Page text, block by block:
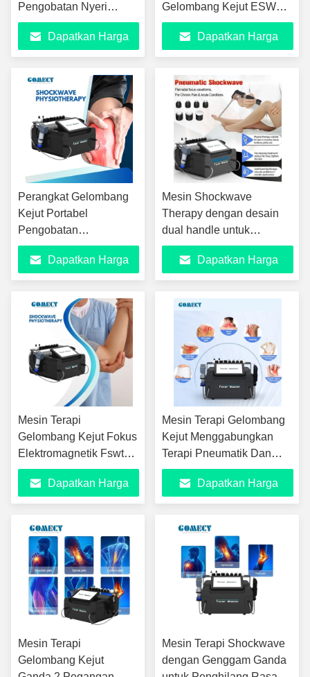
Pengobatan Nyeri
Tubuh Nyeri Otot
Fisiologi FWST
Peralatan Rehabilitasi
Dapatkan Harga
Gelombang Kejut ESWT
Elektromagnetik Mesin
Terapi Fisio Pereda Nyeri
Dapatkan Harga
Perangkat Gelombang
Kejut Portabel
Pengobatan
Osteoporosis Mesin
Terapi Gelombang Kejut
Pneumatik
Dapatkan Harga
Mesin Shockwave
Therapy dengan desain
dual handle untuk
pengobatan yang
ditargetkan dari nyeri lutut
selulit dan cedera jaringan
lunak
Dapatkan Harga
Mesin Terapi
Gelombang Kejut Fokus
Elektromagnetik Fswt
Eswt Gelombang Kejut
ED Peralatan Fisioterapi
untuk Penggunaan
Dapatkan Harga
Mesin Terapi Gelombang
Kejut Menggabungkan
Terapi Pneumatik Dan
Elektromagnetik Untuk
Mendukung Penghilangan
Nyeri Lutut Fungsi
Lemak
Dapatkan Harga
Mesin Terapi
Gelombang Kejut
Mesin Terapi Shockwave
dengan Genggam Ganda